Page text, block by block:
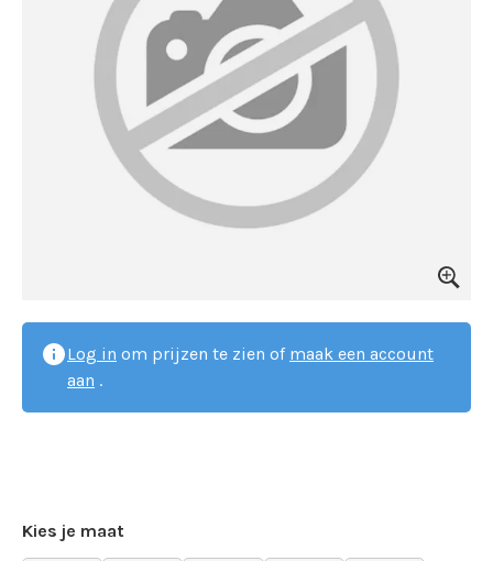
Log in om prijzen te zien of maak een account
aan .
Kies je maat